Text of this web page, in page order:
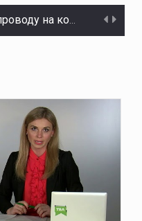
У Чернівцях тимчасово обмежать рух на трьох вулицях